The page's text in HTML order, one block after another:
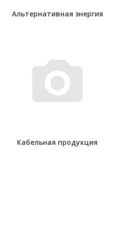
Альтернативная энергия
Кабельная продукция